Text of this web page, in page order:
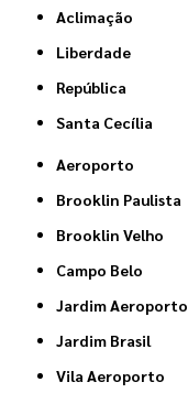
Aclimação
Liberdade
República
Santa Cecília
Aeroporto
Brooklin Paulista
Brooklin Velho
Campo Belo
Jardim Aeroporto
Jardim Brasil
Vila Aeroporto